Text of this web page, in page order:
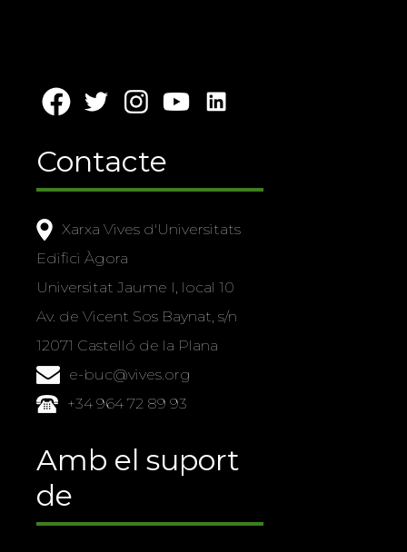
Contacte
Xarxa Vives d'Universitats
Edifici Àgora
Universitat Jaume I, local 10
Av. de Vicent Sos Baynat, s/n
12071 Castelló de la Plana
e-buc@vives.org
+34 964 72 89 93
Amb el suport
de